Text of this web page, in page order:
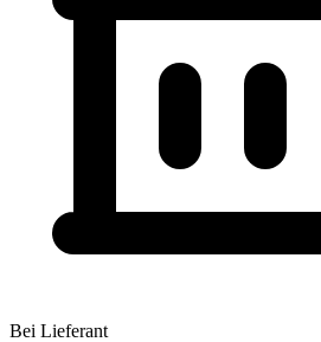
Bei Lieferant